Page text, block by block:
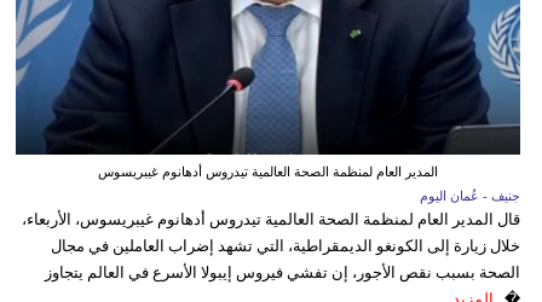
المدير العام لمنظمة الصحة العالمية تيدروس أدهانوم غيبريسوس
جنيف - عُمان اليوم
قال المدير العام لمنظمة الصحة العالمية تيدروس أدهانوم غيبريسوس، الأربعاء،
خلال زيارة إلى الكونغو الديمقراطية، التي تشهد إضراب العاملين في مجال
الصحة بسبب نقص الأجور، إن تفشي فيروس إيبولا الأسرع في العالم يتجاوز